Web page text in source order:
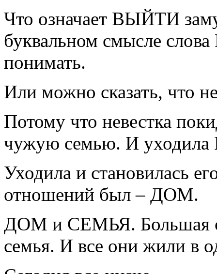
Что означает ВЫЙТИ
буквальном смысле
понимать.
Или можно сказать,
Потому что невестка
чужую семью. И
Уходила и становилась
отношений был – ДОМ.
ДОМ и СЕМЬЯ. Большая
семья. И все они жили